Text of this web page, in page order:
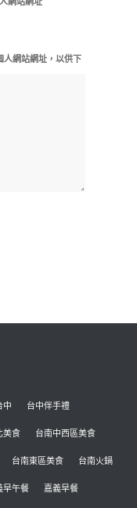
人網站網址，以供下
中 台中伴手禮
美食 台南中西區美食
台南東區美食 台南火鍋
早午餐 嘉義早餐